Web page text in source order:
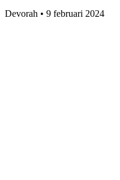
Devorah • 9 februari 2024